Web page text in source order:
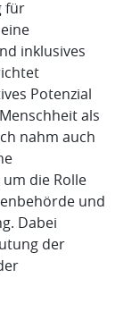
für
inklusives
Potenzial
als
nahm auch
die Rolle
und
Dabei
der